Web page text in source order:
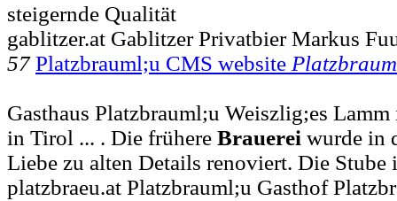
steigernde Qualität
gablitzer.at Gablitzer Privatbier Markus
57 Platzbrauml;u CMS website
Gasthaus Platzbrauml;u Weiszlig;es
in Tirol ... . Die frühere Brauerei wurde in
Liebe zu alten Details renoviert. Die Stube
platzbraeu.at Platzbrauml;u Gasthof